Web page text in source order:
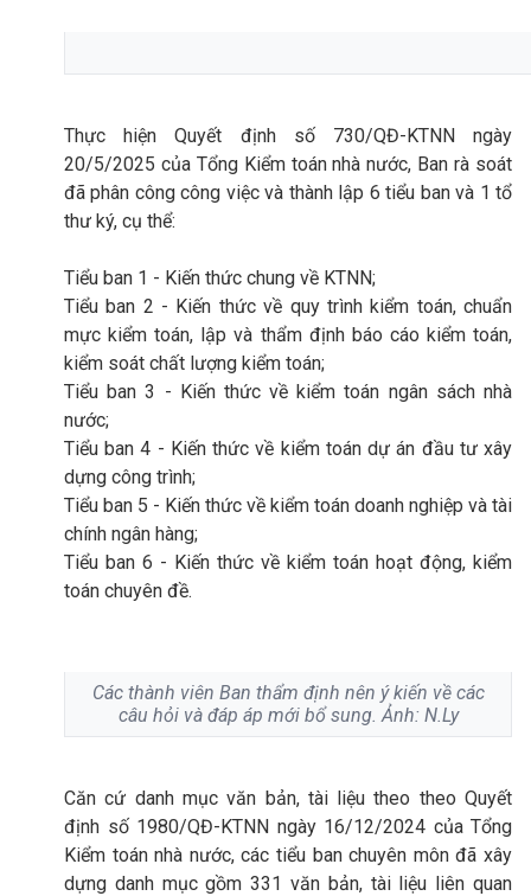
Thực hiện Quyết định số 730/QĐ-KTNN ngày
20/5/2025 của Tổng Kiểm toán nhà nước, Ban rà soát
đã phân công công việc và thành lập 6 tiểu ban và 1 tổ
thư ký, cụ thể:
Tiểu ban 1 - Kiến thức chung về KTNN;
Tiểu ban 2 - Kiến thức về quy trình kiểm toán, chuẩn
mực kiểm toán, lập và thẩm định báo cáo kiểm toán,
kiểm soát chất lượng kiểm toán;
Tiểu ban 3 - Kiến thức về kiểm toán ngân sách nhà
nước;
Tiểu ban 4 - Kiến thức về kiểm toán dự án đầu tư xây
dựng công trình;
Tiểu ban 5 - Kiến thức về kiểm toán doanh nghiệp và tài
chính ngân hàng;
Tiểu ban 6 - Kiến thức về kiểm toán hoạt động, kiểm
toán chuyên đề.
Các thành viên Ban thẩm định nên ý kiến về các
câu hỏi và đáp áp mới bổ sung. Ảnh: N.Ly
Căn cứ danh mục văn bản, tài liệu theo theo Quyết
định số 1980/QĐ-KTNN ngày 16/12/2024 của Tổng
Kiểm toán nhà nước, các tiểu ban chuyên môn đã xây
dựng danh mục gồm 331 văn bản, tài liệu liên quan